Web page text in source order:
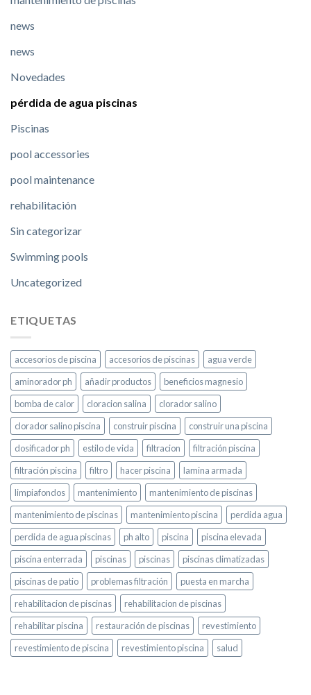
news
news
Novedades
pérdida de agua piscinas
Piscinas
pool accessories
pool maintenance
rehabilitación
Sin categorizar
Swimming pools
Uncategorized
ETIQUETAS
accesorios de piscina accesorios de piscinas
agua verde
aminorador ph
añadir productos
beneficios magnesio
bomba de calor
cloracion salina
clorador salino
clorador salino piscina
construir piscina
construir una piscina
dosificador ph
estilo de vida filtracion
filtración piscina
filtración piscina
filtro hacer piscina
lamina armada
limpiafondos
mantenimiento
mantenimiento de piscinas
mantenimiento de piscinas
mantenimiento piscina
perdida agua
perdida de agua piscinas
ph alto piscina
piscina elevada
piscina enterrada
piscinas piscinas
piscinas climatizadas
piscinas de patio
problemas filtración
puesta en marcha
rehabilitacion de piscinas
rehabilitacion de piscinas
rehabilitar piscina
restauración de piscinas
revestimiento
revestimiento de piscina
revestimiento piscina salud